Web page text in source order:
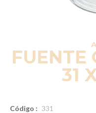
FUENTE
31
Código : 331